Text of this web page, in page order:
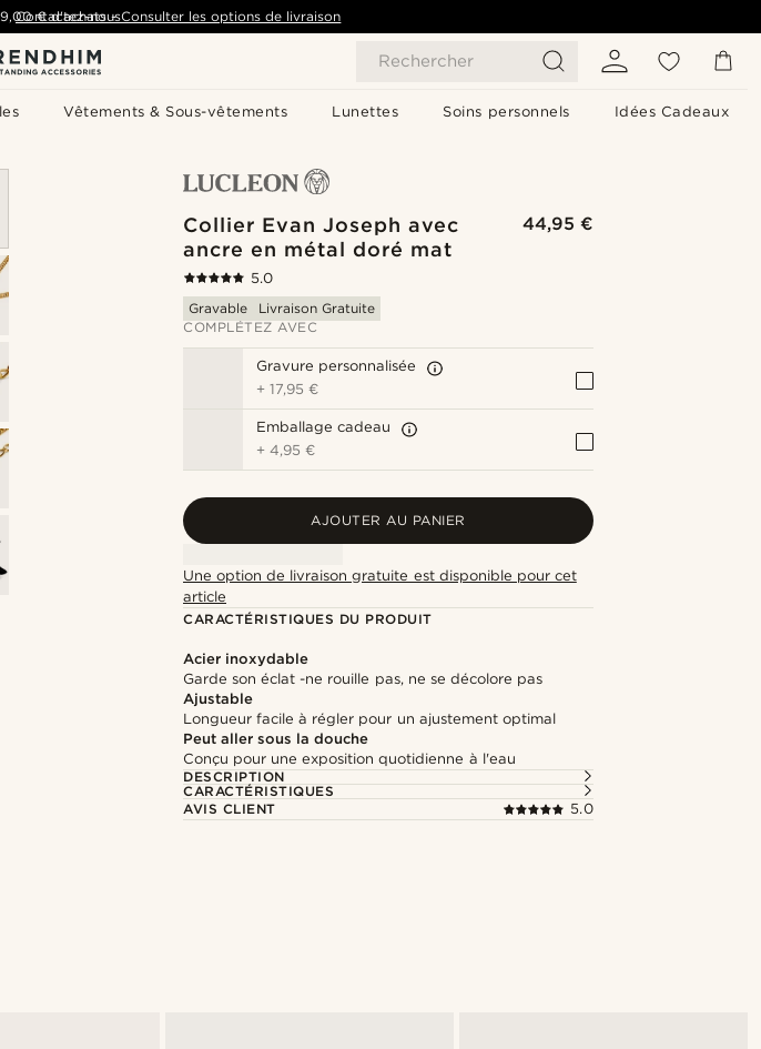
Rechercher
Vêtements & Sous-vêtements Lunettes Soins personnels Idées Cadeaux
€ d'achats- Consulter les options de livraison
Contactez-nous
Collier Evan Joseph avec
ancre en métal doré mat
44,95 €
5.0
Gravable
Livraison Gratuite
COMPLÉTEZ AVEC
Gravure personnalisée
+17,95 €
Emballage cadeau
+4,95 €
AJOUTER AU PANIER
Une option de livraison gratuite est disponible pour cet
article
CARACTÉRISTIQUES DU PRODUIT
Acier inoxydable
Garde son éclat -ne rouille pas, ne se décolore pas
Ajustable
Longueur facile à régler pour un ajustement optimal
Peut aller sous la douche
Conçu pour une exposition quotidienne à l'eau
DESCRIPTION
CARACTÉRISTIQUES
AVIS CLIENT
5.0